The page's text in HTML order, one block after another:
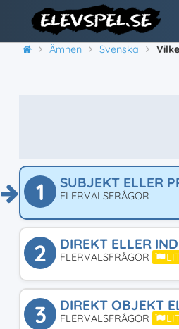
Ämnen Svenska
1 SUBJEKT ELLER
FLERVALSFRÅGOR
2 DIREKT ELLER
FLERVALSFRÅGOR
3 DIREKT OBJEKT
FLERVALSFRÅGOR